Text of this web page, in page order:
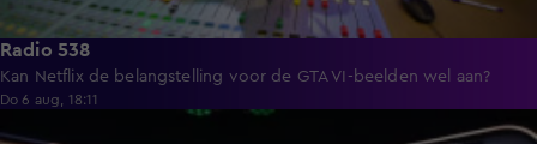
Radio 538
Kan Netflix de belangstelling voor de GTA VI-beelden wel aan?
Do 6 aug, 18:11